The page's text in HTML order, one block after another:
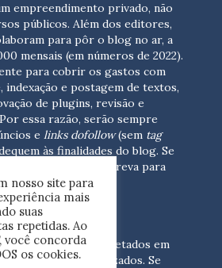
empreendimento privado, não
públicos. Além dos editores,
para pôr o blog no ar, a
mensais (em números de 2022).
para cobrir os gastos com
indexação e postagem de textos,
de plugins, revisão e
Por essa razão, serão sempre
e links dofollow(sem tag
às finalidades do blog. Se
escreva para
e sumários são coletados em
e sites especializados. Se
nosso site para
mais
suas
repetidas. Ao
você concorda
os cookies.